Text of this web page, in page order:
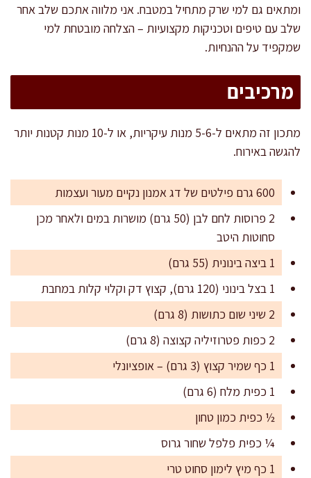
ומתאים גם למי שרק מתחיל במטבח. אני מלווה אתכם שלב אחר
שלב עם טיפים וטכניקות מקצועיות – הצלחה מובטחת למי
שמקפיד על ההנחיות.
מרכיבים
מתכון זה מתאים ל-5-6 מנות עיקריות, או ל-10 מנות קטנות יותר
להגשה באירוח.
600 גרם פילטים של דג אמנון נקיים מעור ועצמות
2 פרוסות לחם לבן (50 גרם) מושרות במים ולאחר מכן
סחוטות היטב
1 ביצה בינונית (55 גרם)
1 בצל בינוני (120 גרם), קצוץ דק וקלוּי קלות במחבת
2 שיני שום כתושות (8 גרם)
2 כפות פטרוזיליה קצוצה (8 גרם)
1 כף שמיר קצוץ (3 גרם) – אופציונלי
1 כפית מלח (6 גרם)
½ כפית כמון טחון
¼ כפית פלפל שחור גרוס
1 כף מיץ לימון סחוט טרי